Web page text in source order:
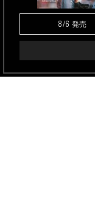
8/6 発売